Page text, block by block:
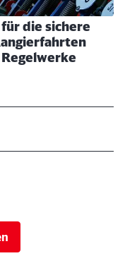
die sichere